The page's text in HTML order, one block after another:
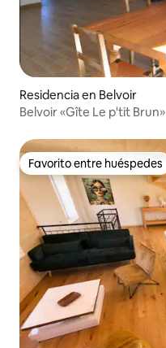
Residencia en Belvoir
Belvoir «Gîte Le p'tit Brun»
Favorito entre huéspedes
Favorito entre huéspedes